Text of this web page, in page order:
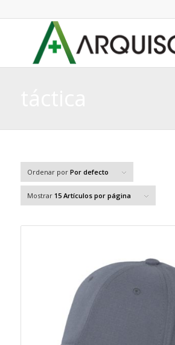
Ordenar por Por defecto
Mostrar 15 Artículos por página